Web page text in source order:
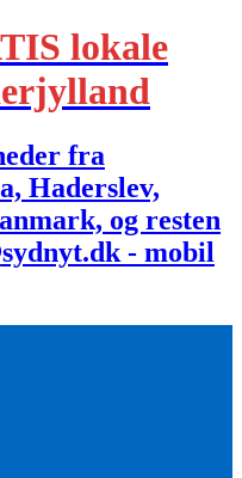
lokale
fra
Haderslev,
og resten
- mobil